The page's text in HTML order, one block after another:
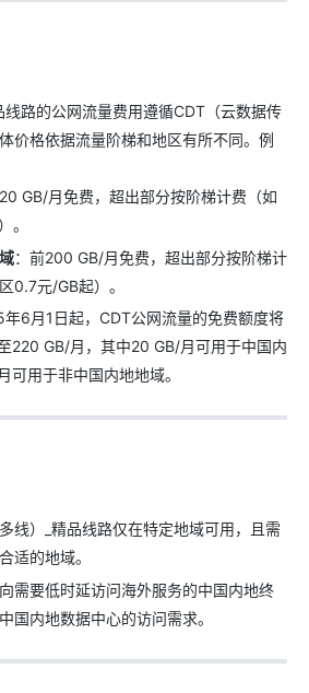
线路的公网流量费用遵循CDT（云数据传
价格依据流量阶梯和地区有所不同。例
GB/月免费，超出部分按阶梯计费（如
。
：前200 GB/月免费，超出部分按阶梯计
0.7元/GB起）。
年6月1日起，CDT公网流量的免费额度将
220 GB/月，其中20 GB/月可用于中国内
可用于非中国内地地域。
线）_精品线路仅在特定地域可用，且需
适的地域。
需要低时延访问海外服务的中国内地终
国内地数据中心的访问需求。